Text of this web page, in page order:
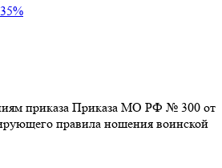
приказа Приказа МО РФ № 300 от
правила ношения воинской